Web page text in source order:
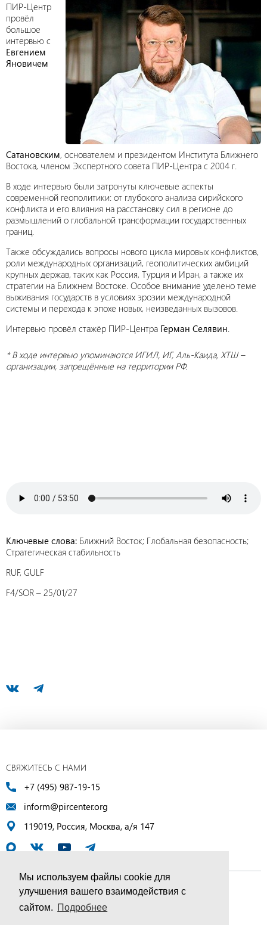
Мы используем файлы cookie для
улучшения вашего взаимодействия с
сайтом. Подробнее
ПИР-Центр
провёл
большое
интервью с
Евгением
Яновичем
Сатановским, основателем и президентом Института Ближнего
Востока, членом Экспертного совета ПИР-Центра с 2004 г.
В ходе интервью были затронуты ключевые аспекты
современной геополитики: от глубокого анализа сирийского
конфликта и его влияния на расстановку сил в регионе до
размышлений о глобальной трансформации государственных
границ.
Также обсуждались вопросы нового цикла мировых конфликтов,
роли международных организаций, геополитических амбиций
крупных держав, таких как Россия, Турция и Иран, а также их
стратегии на Ближнем Востоке. Особое внимание уделено теме
выживания государств в условиях эрозии международной
системы и перехода к эпохе новых, неизведанных вызовов.
Интервью провёл стажёр ПИР-Центра Герман Селявин.
* В ходе интервью упоминаются ИГИЛ, ИГ, Аль-Каида, ХТШ –
организации, запрещённые на территории РФ.
Ключевые слова: Ближний Восток; Глобальная безопасность;
Стратегическая стабильность
RUF, GULF
F4/SOR – 25/01/27
СВЯЖИТЕСЬ С НАМИ
+7 (495) 987-19-15
inform@pircenter.org
119019, Россия, Москва, а/я 147
© ПИР-Центр, 1994–2025 | Все права защищены